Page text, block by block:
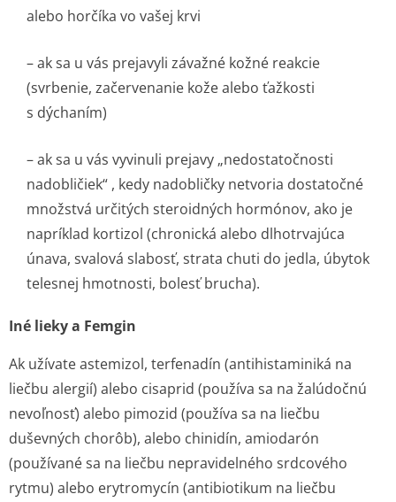
alebo horčíka vo vašej krvi
– ak sa u vás prejavyli závažné kožné reakcie
(svrbenie, začervenanie kože alebo ťažkosti
s dýchaním)
– ak sa u vás vyvinuli prejavy „nedostatočnosti
nadobličiek“ , kedy nadobličky netvoria dostatočné
množstvá určitých steroidných hormónov, ako je
napríklad kortizol (chronická alebo dlhotrvajúca
únava, svalová slabosť, strata chuti do jedla, úbytok
telesnej hmotnosti, bolesť brucha).
Iné lieky a Femgin
Ak užívate astemizol, terfenadín (antihistaminiká na
liečbu alergií) alebo cisaprid (používa sa na žalúdočnú
nevoľnosť) alebo pimozid (používa sa na liečbu
duševných chorôb), alebo chinidín, amiodarón
(používané sa na liečbu nepravidelného srdcového
rytmu) alebo erytromycín (antibiotikum na liečbu